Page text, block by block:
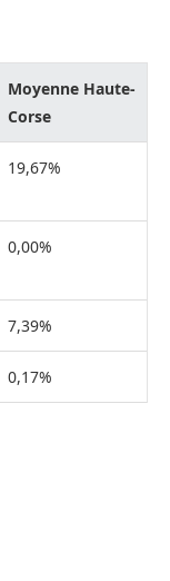
Moyenne Haute-
Corse
19,67%
0,00%
7,39%
0,17%